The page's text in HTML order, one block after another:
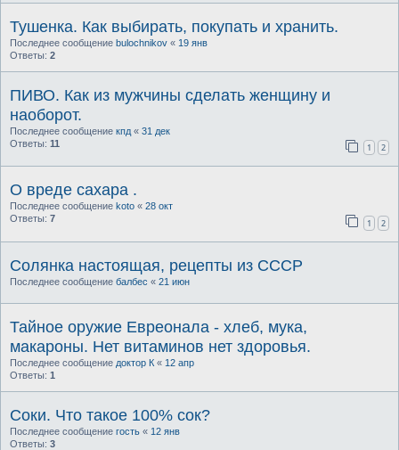
Тушенка. Как выбирать, покупать и хранить.
Последнее сообщение bulochnikov « 19 янв
Ответы: 2
ПИВО. Как из мужчины сделать женщину и
наоборот.
Последнее сообщение кпд « 31 дек
Ответы: 11 1 2
О вреде сахара .
Последнее сообщение koto « 28 окт
Ответы: 7 1 2
Солянка настоящая, рецепты из СССР
Последнее сообщение балбес « 21 июн
Тайное оружие Евреонала - хлеб, мука,
макароны. Нет витаминов нет здоровья.
Последнее сообщение доктор К « 12 апр
Ответы: 1
Соки. Что такое 100% сок?
Последнее сообщение гость « 12 янв
Ответы: 3